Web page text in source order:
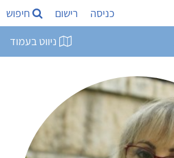
כניסה רישום חיפוש
ניווט בעמוד